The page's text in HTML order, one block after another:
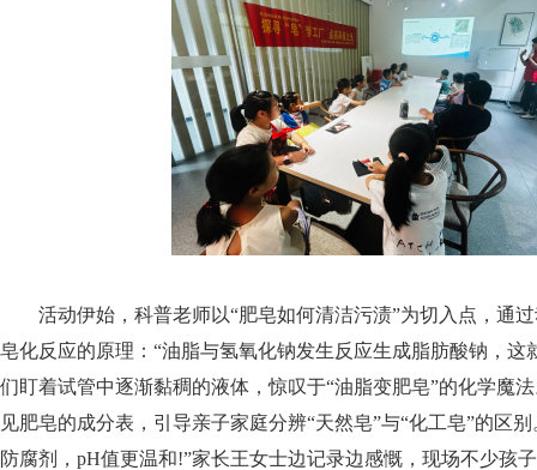
活动伊始，科普老师以“肥皂如何清洁污渍”为切入点，通
皂化反应的原理：“油脂与氢氧化钠发生反应生成脂肪酸钠，这
们盯着试管中逐渐黏稠的液体，惊叹于“油脂变肥皂”的化学魔
见肥皂的成分表，引导亲子家庭分辨“天然皂”与“化工皂”的区
防腐剂，pH值更温和!”家长王女士边记录边感慨，现场不少孩